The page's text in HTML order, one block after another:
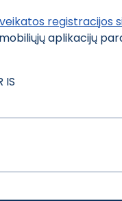
registracijos
aplikacijų
IS